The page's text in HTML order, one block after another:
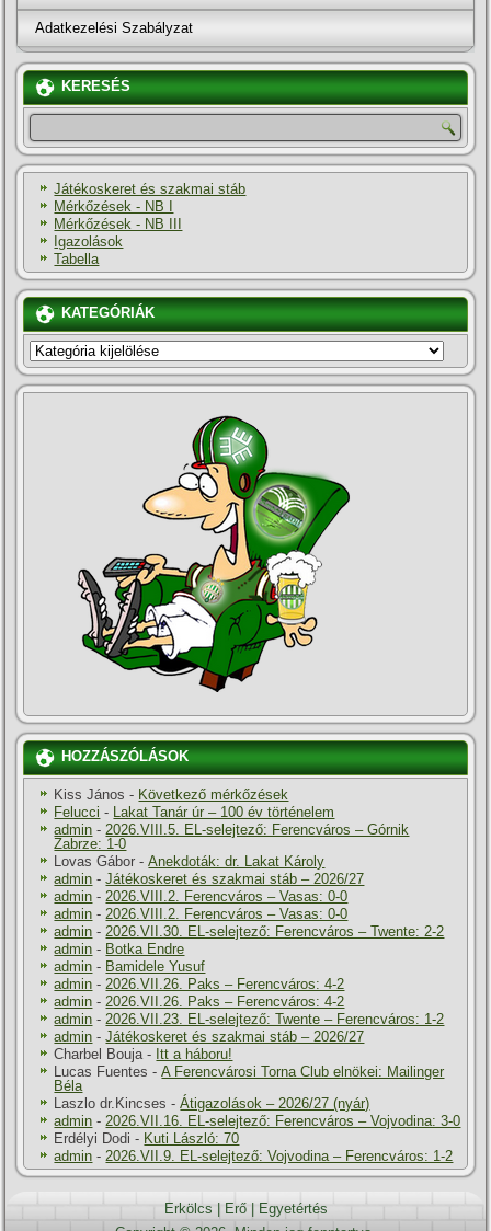
Adatkezelési Szabályzat
KERESÉS
Játékoskeret és szakmai stáb
Mérkőzések - NB I
Mérkőzések - NB III
Igazolások
Tabella
KATEGÓRIÁK
KATEGÓRIÁK
HOZZÁSZÓLÁSOK
Kiss János - Következő mérkőzések
Felucci -
Lakat Tanár úr – 100 év történelem
admin - 2026.VIII.5. EL-selejtező: Ferencváros – Górnik
Zabrze: 1-0
Lovas Gábor -Anekdoták: dr. Lakat Károly
admin -Játékoskeret és szakmai stáb – 2026/27
admin - 2026.VIII.2. Ferencváros – Vasas: 0-0
admin - 2026.VIII.2. Ferencváros – Vasas: 0-0
admin - 2026.VII.30. EL-selejtező: Ferencváros – Twente: 2-2
admin - Botka Endre
admin - Bamidele Yusuf
admin - 2026.VII.26. Paks – Ferencváros: 4-2
admin - 2026.VII.26. Paks – Ferencváros: 4-2
admin - 2026.VII.23. EL-selejtező: Twente – Ferencváros: 1-2
admin -Játékoskeret és szakmai stáb – 2026/27
Charbel Bouja - Itt a háboru!
Lucas Fuentes -A Ferencvárosi Torna Club elnökei: Mailinger
Béla
Laszlo dr.Kincses -Átigazolások – 2026/27 (nyár)
admin - 2026.VII.16. EL-selejtező: Ferencváros – Vojvodina: 3-0
Erdélyi Dodi - Kuti László: 70
admin - 2026.VII.9. EL-selejtező: Vojvodina – Ferencváros: 1-2
Erkölcs Erő|
Egyetértés